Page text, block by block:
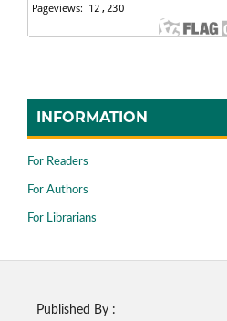
INFORMATION
For Readers
For Authors
For Librarians
Published By :